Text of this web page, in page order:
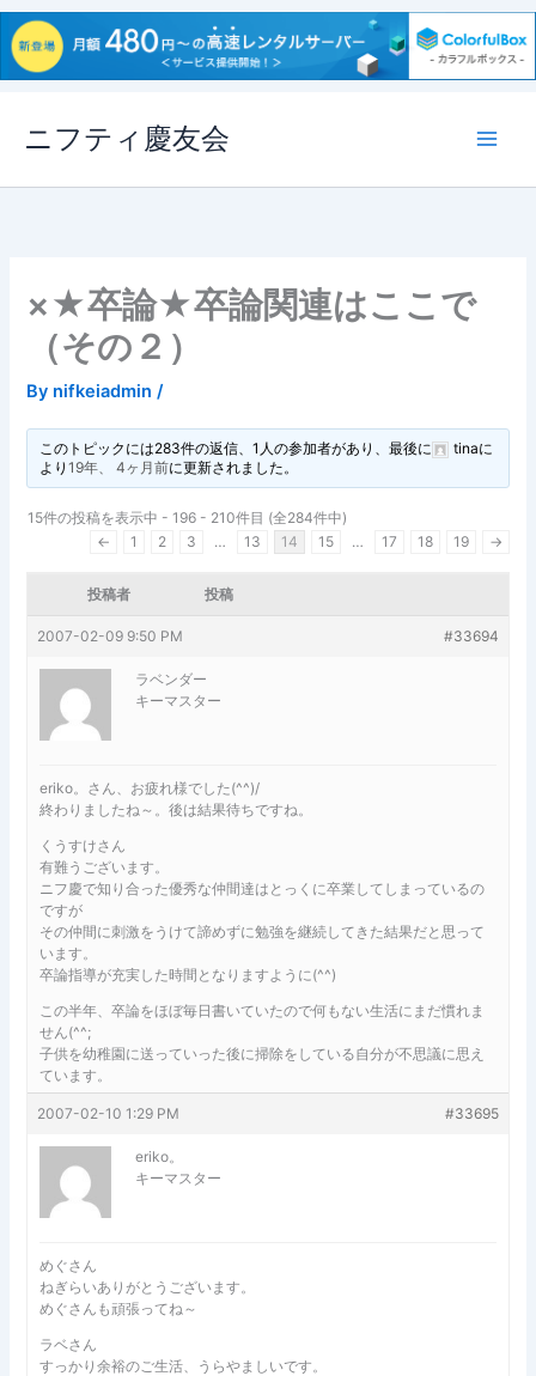
ス
ニフティ慶友会
×★卒論★卒論関連はここで
（その２）
By nifkeiadmin/
このトピックには283件の返信、1人の参加者があり、最後に tinaに
より 19年、 4ヶ月前に更新されました。
15件の投稿を表示中 - 196 - 210件目 (全284件中)
←
1 2 3 … 13 14 15 … 17 18 19 →
投稿者 投稿
2007-02-09 9:50 PM #33694
ラベンダー
キーマスター
eriko。さん、お疲れ様でした(^^)/
終わりましたね～。後は結果待ちですね。
くうすけさん
有難うございます。
ニフ慶で知り合った優秀な仲間達はとっくに卒業してしまっているの
ですが
その仲間に刺激をうけて諦めずに勉強を継続してきた結果だと思って
います。
卒論指導が充実した時間となりますように(^^)
この半年、卒論をほぼ毎日書いていたので何もない生活にまだ慣れま
せん(^^;
子供を幼稚園に送っていった後に掃除をしている自分が不思議に思え
ています。
2007-02-10 1:29 PM #33695
eriko。
キーマスター
めぐさん
ねぎらいありがとうございます。
めぐさんも頑張ってね～
ラベさん
すっかり余裕のご生活、うらやましいです。